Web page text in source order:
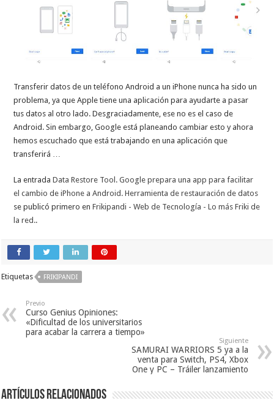
Transferir datos de un teléfono Android a un iPhone nunca ha sido un
problema, ya que Apple tiene una aplicación para ayudarte a pasar
tus datos al otro lado. Desgraciadamente, ese no es el caso de
Android. Sin embargo, Google está planeando cambiar esto y ahora
hemos escuchado que está trabajando en una aplicación que
transferirá …
La entradaData Restore Tool. Google prepara una app para facilitar
el cambio de iPhone a Android. Herramienta de restauración de datos
se publicó primero enFrikipandi - Web de Tecnología - Lo más Friki de
la red..
Etiquetas FRIKIPANDI
Previo
Curso Genius Opiniones:
«Dificultad de los universitarios
para acabar la carrera a tiempo»
Siguiente
SAMURAI WARRIORS 5 ya a la
venta para Switch, PS4, Xbox
One y PC – Tráiler lanzamiento
Artículos relacionados